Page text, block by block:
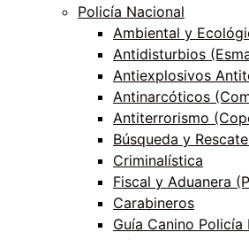
Policía Nacional
Ambiental y
Antidisturbios
Antiexplosivos
Antinarcóticos
Antiterrorismo
Búsqueda y
Criminalística
Fiscal y Aduanera
Carabineros
Guía Canino Policía